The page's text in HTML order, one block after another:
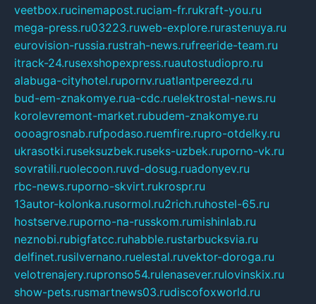
veetbox.rucinemapost.ruciam-fr.rukraft-you.ru
mega-press.ru03223.ruweb-explore.rurastenuya.ru
eurovision-russia.rustrah-news.rufreeride-team.ru
itrack-24.rusexshopexpress.ruautostudiopro.ru
alabuga-cityhotel.rupornv.ruatlantpereezd.ru
bud-em-znakomye.rua-cdc.ruelektrostal-news.ru
korolevremont-market.rubudem-znakomye.ru
oooagrosnab.rufpodaso.ruemfire.rupro-otdelky.ru
ukrasotki.ruseksuzbek.ruseks-uzbek.ruporno-vk.ru
sovratili.ruolecoon.ruvd-dosug.ruadonyev.ru
rbc-news.ruporno-skvirt.rukrospr.ru
13autor-kolonka.rusormol.ru2rich.ruhostel-65.ru
hostserve.ruporno-na-russkom.rumishinlab.ru
neznobi.rubigfatcc.ruhabble.rustarbucksvia.ru
delfinet.rusilvernano.ruelestal.ruvektor-doroga.ru
velotrenajery.rupronso54.rulenasever.rulovinskix.ru
show-pets.rusmartnews03.rudiscofoxworld.ru